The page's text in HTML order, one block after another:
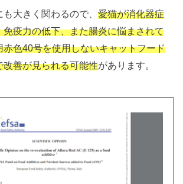
も大きく関わるので、愛猫が消化器症
免疫力の低下、また腸炎に悩まされて
赤色40号を使用しないキャットフード
改善が見られる可能性があります。